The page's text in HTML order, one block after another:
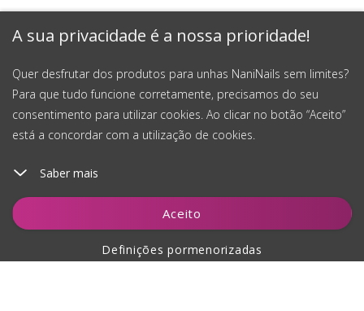
A sua privacidade é a nossa prioridade!
Quer desfrutar dos produtos para unhas NaniNails sem limites?
Para que tudo funcione corretamente, precisamos do seu
consentimento para utilizar cookies. Ao clicar no botão “Aceito”
está a concordar com a utilização de cookies.
Saber mais
Aceito
Definições pormenorizadas
Adicionar ao carrinho